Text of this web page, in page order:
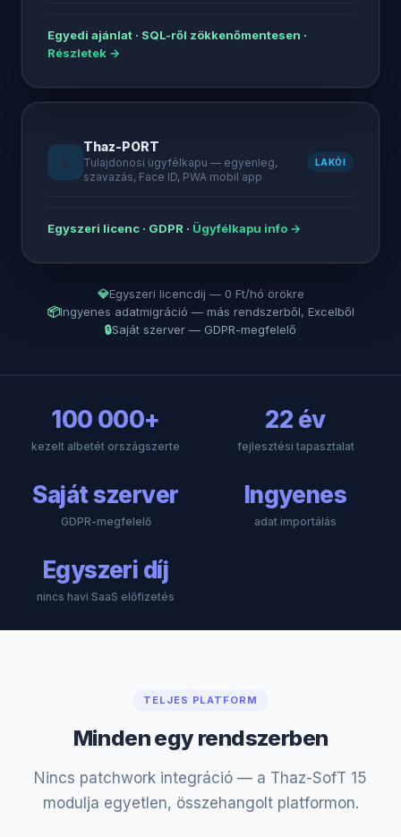
Egyedi ajánlat · SQL-ről zökkenőmentesen ·
Részletek →
Thaz-PORT
Tulajdonosi ügyfélkapu — egyenleg,
szavazás, Face ID, PWA mobil app
LAKÓI
Egyszeri licenc · GDPR · Ügyfélkapu info →
💎Egyszeri licencdíj — 0 Ft/hó örökre
📦Ingyenes adatmigráció — más rendszerből, Excelből
🔒Saját szerver — GDPR-megfelelő
100 000+
kezelt albetét országszerte
22 év
fejlesztési tapasztalat
Saját szerver
GDPR-megfelelő
Ingyenes
adat importálás
Egyszeri díj
nincs havi SaaS előfizetés
TELJES PLATFORM
Minden egy rendszerben
Nincs patchwork integráció — a Thaz-SofT 15
modulja egyetlen, összehangolt platformon.